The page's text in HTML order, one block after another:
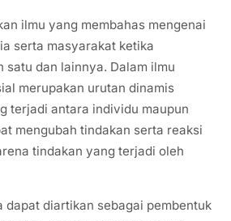
ilmu yang membahas mengenai
serta masyarakat ketika
satu dan lainnya. Dalam ilmu
merupakan urutan dinamis
terjadi antara individu maupun
mengubah tindakan serta reaksi
tindakan yang terjadi oleh
dapat diartikan sebagai pembentuk